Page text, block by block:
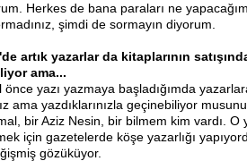
Herkes de bana paraları ne
şimdi de sormayın diyorum.
artık yazarlar da kitaplarının
ama...
önce yazı yazmaya başladığımda
ama yazdıklarınızla geçinebiliyor
bir Aziz Nesin, bir bilmem kim vardı. O
için gazetelerde köşe yazarlığı
gözüküyor.